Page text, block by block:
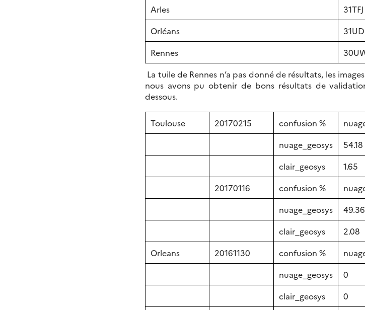
Arles
31TFJ
Orléans
Rennes
La tuile de Rennes n’a pas donné de résultats, les
nous avons pu obtenir de bons résultats de
dessous.
Toulouse 20170215 confusion %
nuage_geosys
54.18
clair_geosys
1.65
20170116
confusion %
nuage_geosys
49.36
clair_geosys
2.08
Orleans
20161130 confusion %
nuage_geosys
0
clair_geosys
0